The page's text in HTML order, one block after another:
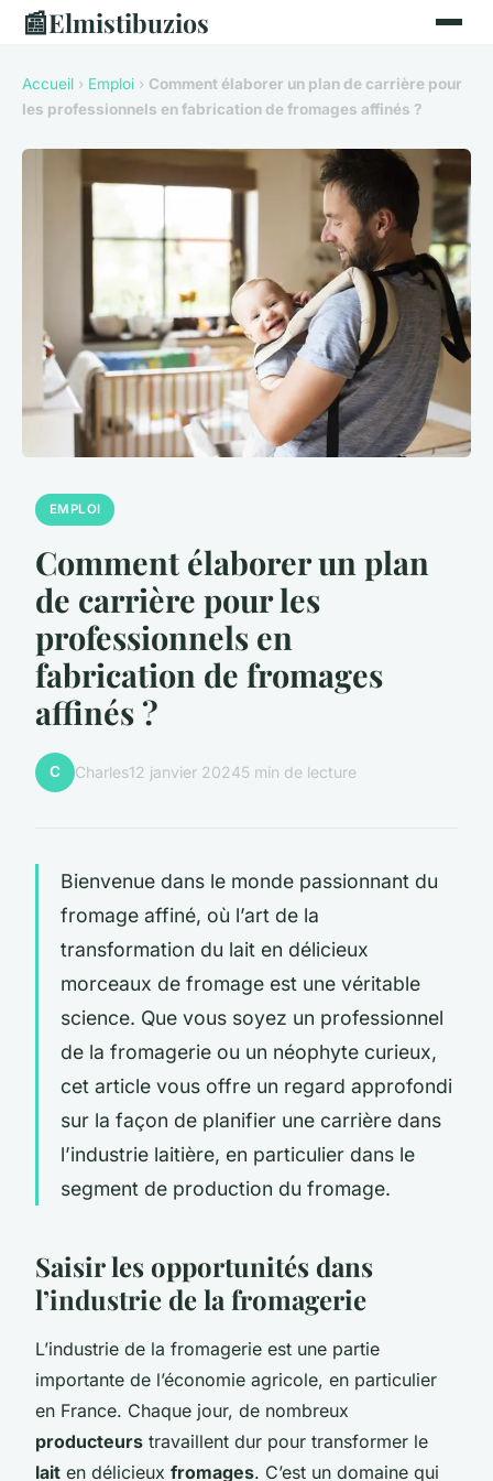
📰Elmistibuzios
Accueil › Emploi › Comment élaborer un plan de carrière pour
les professionnels en fabrication de fromages affinés ?
EMPLOI
Comment élaborer un plan
de carrière pour les
professionnels en
fabrication de fromages
affinés ?
C Charles12 janvier 20245 min de lecture
Bienvenue dans le monde passionnant du
fromage affiné, où l’art de la
transformation du lait en délicieux
morceaux de fromage est une véritable
science. Que vous soyez un professionnel
de la fromagerie ou un néophyte curieux,
cet article vous offre un regard approfondi
sur la façon de planifier une carrière dans
l’industrie laitière, en particulier dans le
segment de production du fromage.
Saisir les opportunités dans
l’industrie de la fromagerie
L’industrie de la fromagerie est une partie
importante de l’économie agricole, en particulier
en France. Chaque jour, de nombreux
producteurs travaillent dur pour transformer le
lait en délicieux fromages. C’est un domaine qui